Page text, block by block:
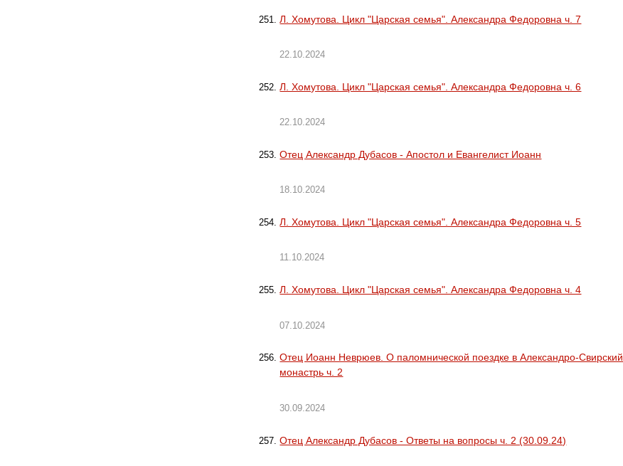
Л. Хомутова. Цикл "Царская семья". Александра Федоровна ч. 7
22.10.2024
Л. Хомутова. Цикл "Царская семья". Александра Федоровна ч. 6
22.10.2024
Отец Александр Дубасов - Апостол и Евангелист Иоанн
18.10.2024
Л. Хомутова. Цикл "Царская семья". Александра Федоровна ч. 5
11.10.2024
Л. Хомутова. Цикл "Царская семья". Александра Федоровна ч. 4
07.10.2024
Отец Иоанн Неврюев. О паломнической поездке в Александро-Свирский
монастрь ч. 2
30.09.2024
Отец Александр Дубасов - Ответы на вопросы ч. 2 (30.09.24)